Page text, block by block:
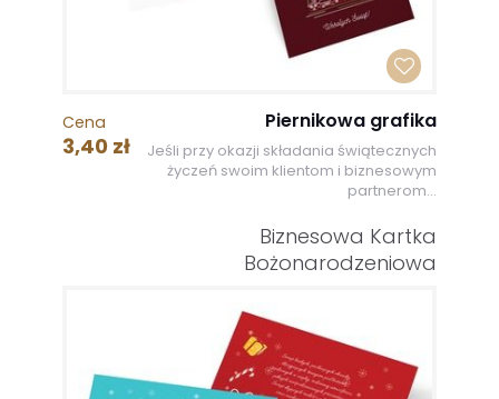
Cena
3,40 zł
Piernikowa grafika
Jeśli przy okazji składania świątecznych
życzeń swoim klientom i biznesowym
partnerom...
Biznesowa Kartka
Bożonarodzeniowa